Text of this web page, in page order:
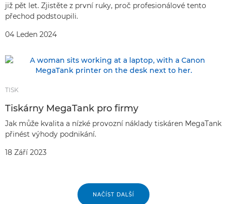
již pět let. Zjistěte z první ruky, proč profesionálové tento
přechod podstoupili.
04 Leden 2024
TISK
Tiskárny MegaTank pro firmy
Jak může kvalita a nízké provozní náklady tiskáren MegaTank
přinést výhody podnikání.
18 Září 2023
NAČÍST DALŠÍ